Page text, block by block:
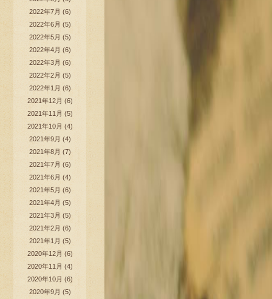
2022年7月 (6)
2022年6月 (5)
2022年5月 (5)
2022年4月 (6)
2022年3月 (6)
2022年2月 (5)
2022年1月 (6)
2021年12月 (6)
2021年11月 (5)
2021年10月 (4)
2021年9月 (4)
2021年8月 (7)
2021年7月 (6)
2021年6月 (4)
2021年5月 (6)
2021年4月 (5)
2021年3月 (5)
2021年2月 (6)
2021年1月 (5)
2020年12月 (6)
2020年11月 (4)
2020年10月 (6)
2020年9月 (5)